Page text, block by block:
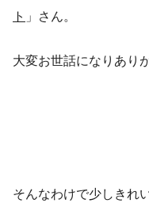
ト 」さん。
大変お世話になりあり
そんなわけで少しきれ